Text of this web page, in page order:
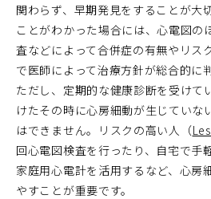
関わらず、早期発見をすることが大
ことがわかった場合には、心電図の
査などによって合併症の有無やリス
で医師によって治療方針が総合的に
ただし、定期的な健康診断を受けて
けたその時に心房細動が生じていな
はできません。リスクの高い人（
回心電図検査を行ったり、自宅で手
家庭用心電計を活用するなど、心房
やすことが重要です。